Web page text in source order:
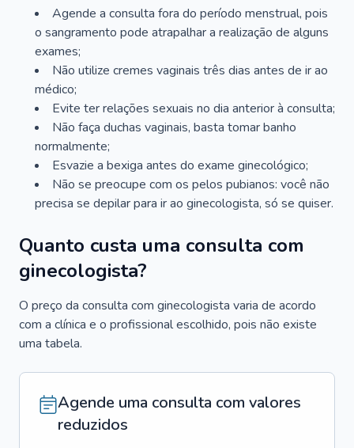
Agende a consulta fora do período menstrual, pois
o sangramento pode atrapalhar a realização de alguns
exames;
Não utilize cremes vaginais três dias antes de ir ao
médico;
Evite ter relações sexuais no dia anterior à consulta;
Não faça duchas vaginais, basta tomar banho
normalmente;
Esvazie a bexiga antes do exame ginecológico;
Não se preocupe com os pelos pubianos: você não
precisa se depilar para ir ao ginecologista, só se quiser.
Quanto custa uma consulta com
ginecologista?
O preço da consulta com ginecologista varia de acordo
com a clínica e o profissional escolhido, pois não existe
uma tabela.
Agende uma consulta com valores
reduzidos